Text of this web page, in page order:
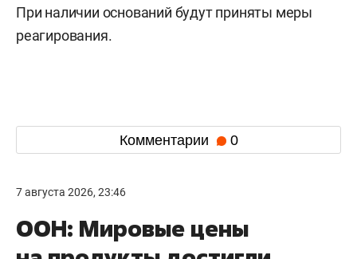
При наличии оснований будут приняты меры
реагирования.
Комментарии 0
7 августа 2026, 23:46
ООН: Мировые цены